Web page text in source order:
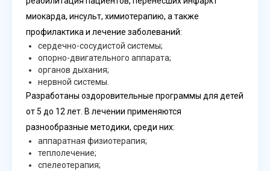
миокарда, инсульт, химиотерапию, а также
профилактика и лечение заболеваний:
сердечно-сосудистой системы;
опорно-двигательного аппарата;
органов дыхания;
нервной системы.
Разработаны оздоровительные программы для детей
от 5 до 12 лет. В лечении применяются
разнообразные методики, среди них:
аппаратная физиотерапия;
теплолечение;
спелеотерапия;